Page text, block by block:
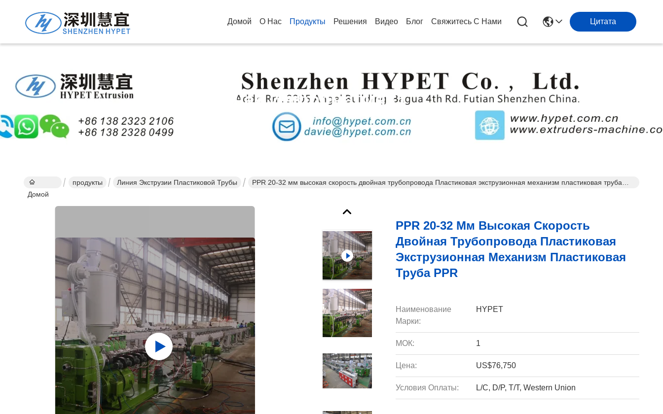
Домой О Нас Продукты Решения Видео Блог Свяжитесь С Нами Цитата
Подробная Информация О
Продукции
Домой
продукты Линия Экструзии Пластиковой Трубы
PPR 20-32 мм высокая скорость двойная трубопровода Пластиковая экструзионная механизм пластиковая труба
PPR 20-32 Мм Высокая Скорость
Двойная Трубопровода Пластиковая
Экструзионная Механизм Пластиковая
Труба PPR
Наименование
Марки:
HYPET
МОК: 1
Цена: US$76,750
Условия Оплаты: L/C, D/P, T/T, Western Union